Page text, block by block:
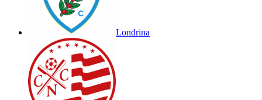
Londrina